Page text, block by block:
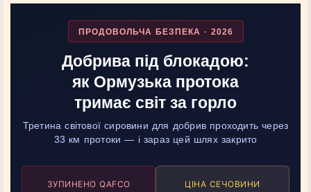
ПРОДОВОЛЬЧА БЕЗПЕКА · 2026
Добрива під блокадою:
як Ормузька протока
тримає світ за горло
Третина світової сировини для добрив проходить через
33 км протоки — і зараз цей шлях закрито
ЗУПИНЕНО QAFCO ЦІНА СЕЧОВИНИ